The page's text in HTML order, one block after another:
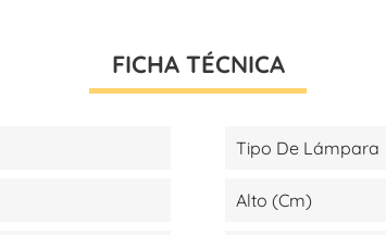
FICHA TÉCNICA
Tipo De Lámpara
Alto (cm)